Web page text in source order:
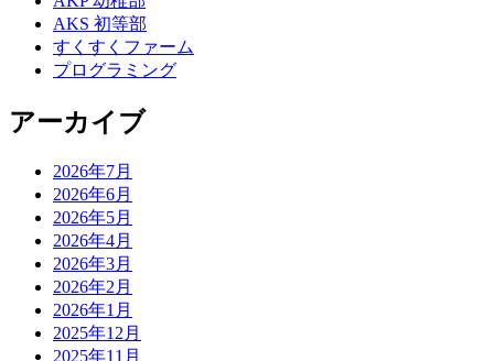
AKS 初等部
すくすくファーム
プログラミング
アーカイブ
2026年7月
2026年6月
2026年5月
2026年4月
2026年3月
2026年2月
2026年1月
2025年12月
2025年11月